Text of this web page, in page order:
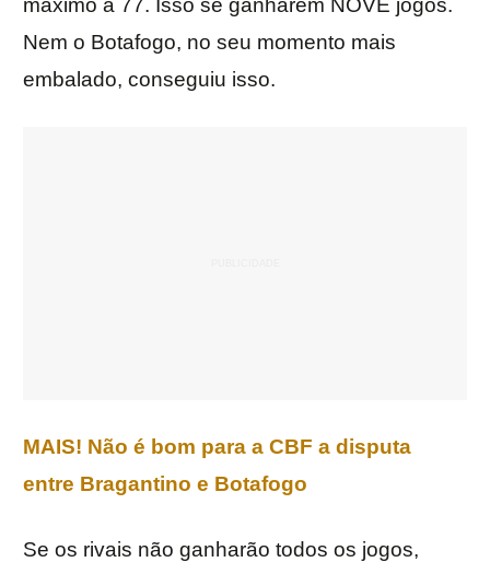
máximo a 77. Isso se ganharem NOVE jogos.
Nem o Botafogo, no seu momento mais
embalado, conseguiu isso.
MAIS! Não é bom para a CBF a disputa
entre Bragantino e Botafogo
Se os rivais não ganharão todos os jogos,